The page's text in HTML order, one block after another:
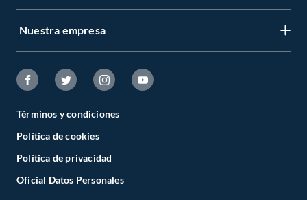
Nuestra empresa
Términos y condiciones
Política de cookies
Política de privacidad
Oficial Datos Personales